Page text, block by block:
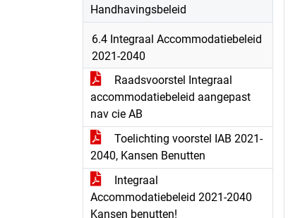
Handhavingsbeleid
6.4 Integraal Accommodatiebeleid
2021-2040
Raadsvoorstel Integraal
accommodatiebeleid aangepast
nav cie AB
Toelichting voorstel IAB 2021-
2040, Kansen Benutten
Integraal
Accommodatiebeleid 2021-2040
Kansen benutten!